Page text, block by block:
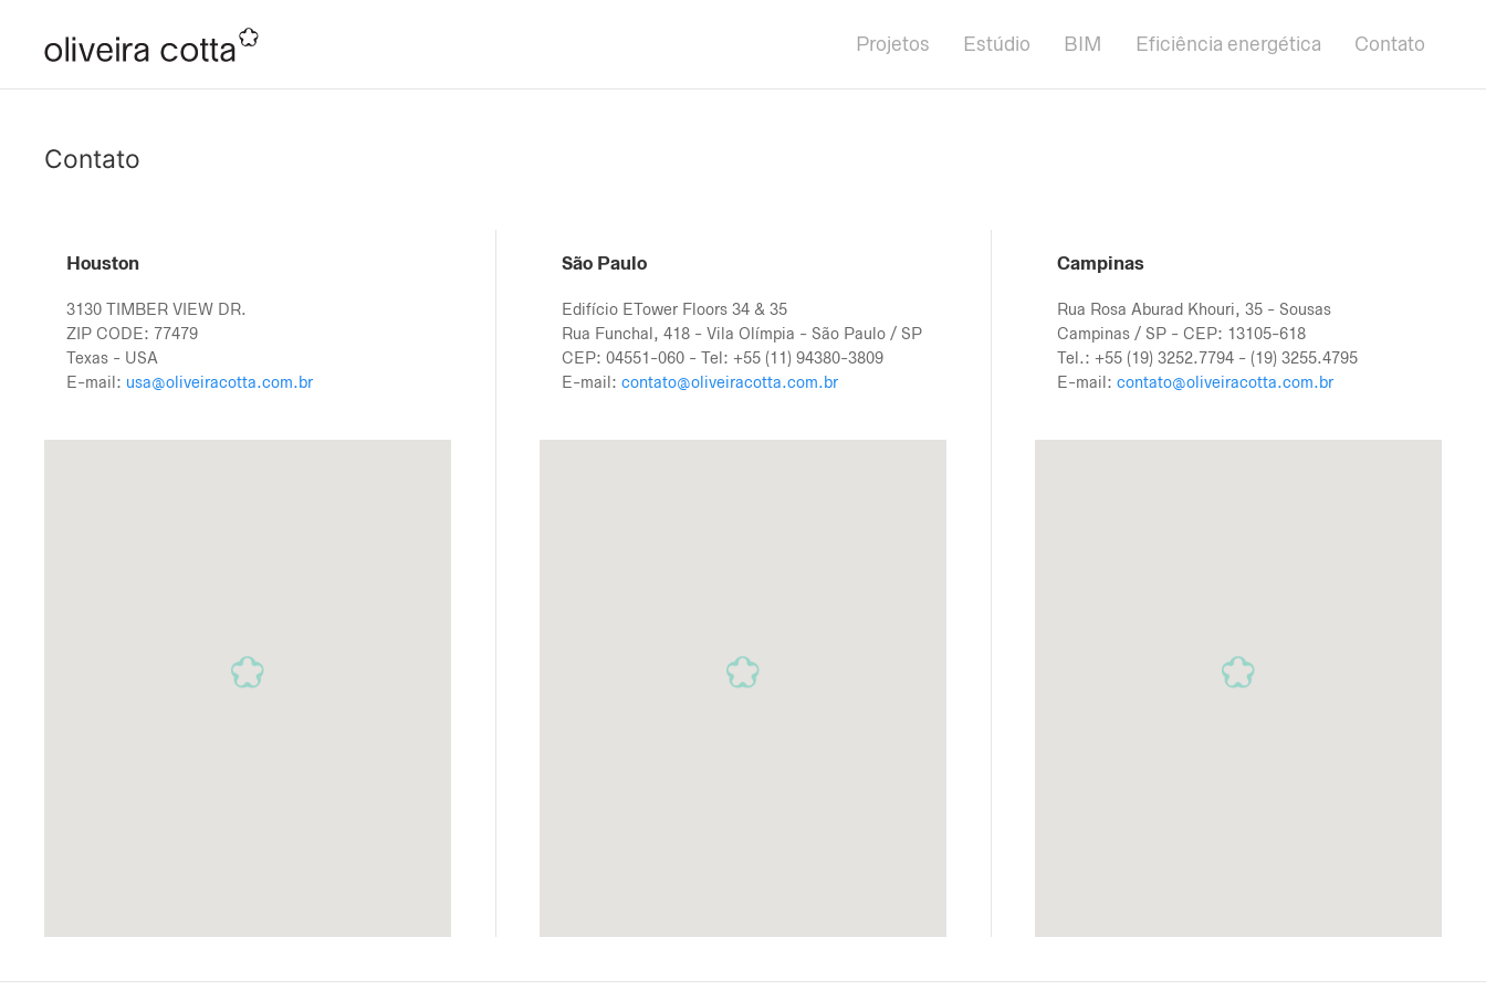
Projetos Estúdio BIM Eficiência energética Contato
Contato
Houston
3130 TIMBER VIEW DR.
ZIP CODE: 77479
Texas - USA
E-mail: usa@oliveiracotta.com.br
São Paulo
Edifício ETower Floors 34 & 35
Rua Funchal, 418 - Vila Olímpia - São Paulo / SP
CEP: 04551-060 - Tel: +55 (11) 94380-3809
E-mail: contato@oliveiracotta.com.br
Campinas
Rua Rosa Aburad Khouri, 35 - Sousas
Campinas / SP - CEP: 13105-618
Tel.: +55 (19) 3252.7794 - (19) 3255.4795
E-mail: contato@oliveiracotta.com.br